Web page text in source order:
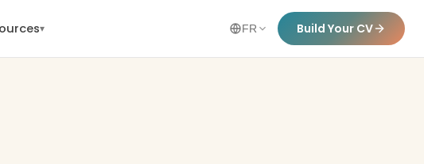
▾ FR Build Your CV